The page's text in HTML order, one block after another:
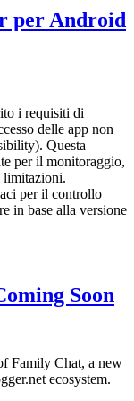
per Android
i requisiti di
delle app non
Questa
per il monitoraggio,
limitazioni.
per il controllo
in base alla versione
Soon
Family Chat, a new
ecosystem.